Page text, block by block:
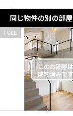
同じ物件の別の部屋
FULL